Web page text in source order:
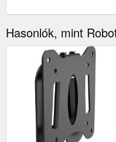
Hasonlók, mint